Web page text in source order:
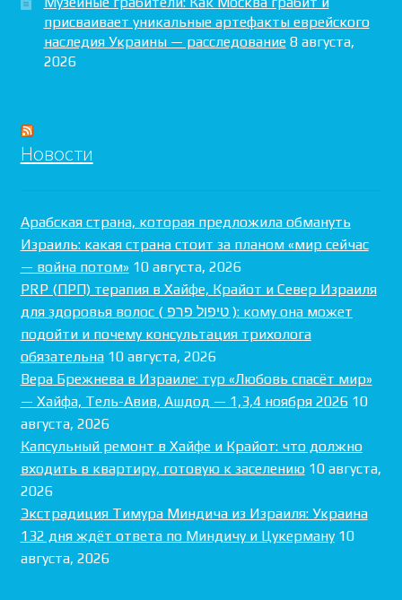
присваивает уникальные артефакты еврейского
наследия Украины — расследование 8 августа,
2026
Новости
Арабская страна, которая предложила обмануть
Израиль: какая страна стоит за планом «мир сейчас
— война потом» 10 августа, 2026
PRP (ПРП) терапия в Хайфе, Крайот и Север Израиля
для здоровья волос ( טיפול פרפ ): кому она может
подойти и почему консультация трихолога
обязательна 10 августа, 2026
Вера Брежнева в Израиле: тур «Любовь спасёт мир»
— Хайфа, Тель-Авив, Ашдод — 1,3,4 ноября 2026 10
августа, 2026
Капсульный ремонт в Хайфе и Крайот: что должно
входить в квартиру, готовую к заселению 10 августа,
2026
Экстрадиция Тимура Миндича из Израиля: Украина
132 дня ждёт ответа по Миндичу и Цукерману 10
августа, 2026